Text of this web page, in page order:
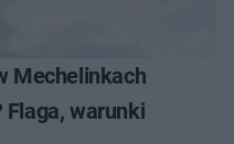
Mechelinkach
Flaga, warunki